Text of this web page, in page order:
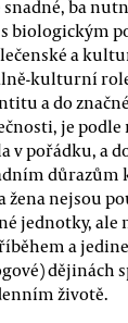
snadné, ba
biologickým
a
kulturní
a do
je
v pořádku, a
důrazům
žena nejsou
jednotky, ale
a
dějinách
životě.